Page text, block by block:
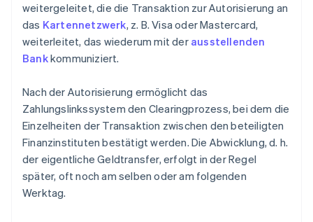
weitergeleitet, die die Transaktion zur Autorisierung an
das Kartennetzwerk, z. B. Visa oder Mastercard,
weiterleitet, das wiederum mit der ausstellenden
Bankkommuniziert.
Nach der Autorisierung ermöglicht das
Zahlungslinkssystem den Clearingprozess, bei dem die
Einzelheiten der Transaktion zwischen den beteiligten
Finanzinstituten bestätigt werden. Die Abwicklung, d. h.
der eigentliche Geldtransfer, erfolgt in der Regel
später, oft noch am selben oder am folgenden
Werktag.